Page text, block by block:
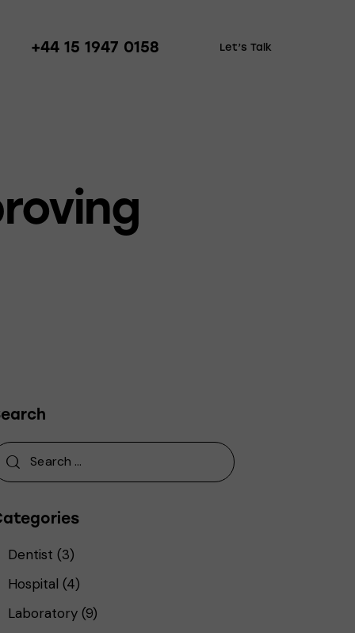
+44 15 1947 0158 Let’s Talk
Dentist (3)
Hospital (4)
Laboratory(9)